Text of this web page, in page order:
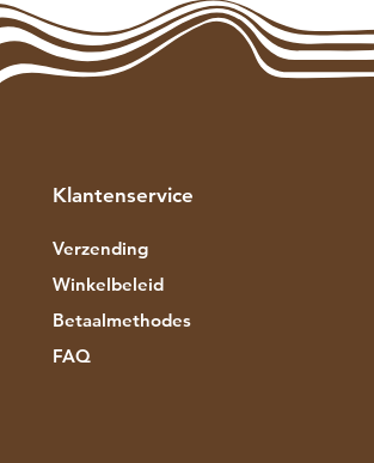
Klantenservice
Verzending
Winkelbeleid
Betaalmethodes
FAQ